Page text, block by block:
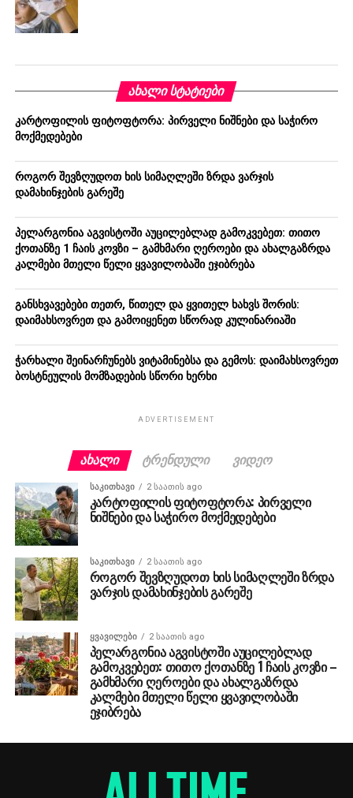
ᲐᲮᲐᲚᲘ ᲡᲢᲐᲢᲘᲔᲑᲘ
კარტოფილის ფიტოფტორა: პირველი ნიშნები და საჭირო
მოქმედებები
როგორ შევზღუდოთ ხის სიმაღლეში ზრდა ვარჯის
დამახინჯების გარეშე
პელარგონია აგვისტოში აუცილებლად გამოკვებეთ: თითო
ქოთანზე 1 ჩაის კოვზი – გამხმარი ღეროები და ახალგაზრდა
კალმები მთელი წელი ყვავილობაში ეჯიბრება
განსხვავებები თეთრ, წითელ და ყვითელ ხახვს შორის:
დაიმახსოვრეთ და გამოიყენეთ სწორად კულინარიაში
ჭარხალი შეინარჩუნებს ვიტამინებსა და გემოს: დაიმახსოვრეთ
ბოსტნეულის მომზადების სწორი ხერხი
ADVERTISEMENT
ᲐᲮᲐᲚᲘ ᲢᲠᲔᲜᲓᲣᲚᲘ ᲕᲘᲓᲔᲝ
ᲡᲐᲙᲘᲗᲮᲐᲕᲘ 2 საათის ago
კარტოფილის ფიტოფტორა: პირველი
ნიშნები და საჭირო მოქმედებები
ᲡᲐᲙᲘᲗᲮᲐᲕᲘ 2 საათის ago
როგორ შევზღუდოთ ხის სიმაღლეში ზრდა
ვარჯის დამახინჯების გარეშე
ᲧᲕᲐᲕᲘᲚᲔᲑᲘ 2 საათის ago
პელარგონია აგვისტოში აუცილებლად
გამოკვებეთ: თითო ქოთანზე 1 ჩაის კოვზი –
გამხმარი ღეროები და ახალგაზრდა
კალმები მთელი წელი ყვავილობაში
ეჯიბრება